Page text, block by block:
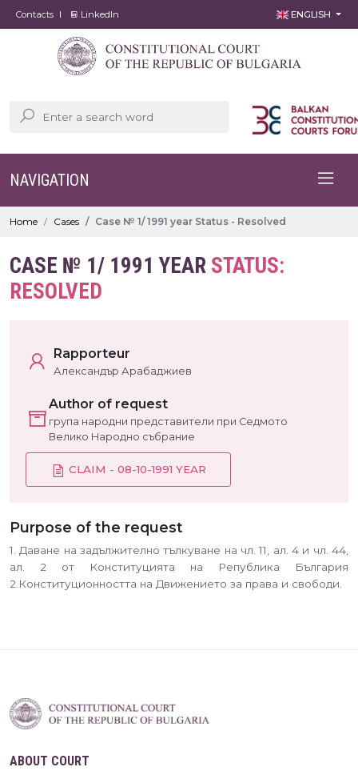
Contacts LinkedIn ENGLISH
NAVIGATION
Home Cases Case № 1/ 1991 year Status - Resolved
CASE № 1/ 1991 YEAR STATUS:
RESOLVED
Rapporteur
Александър Арабаджиев
Author of request
група народни представители при Седмото
Велико Народно събрание
CLAIM - 08-10-1991 YEAR
Purpose of the request
1. Даване на задължително тълкуване на чл. 11, ал. 4 и чл. 44,
ал. 2 от Конституцията на Република България
2.Конституционността на Движението за права и свободи.
ABOUT COURT